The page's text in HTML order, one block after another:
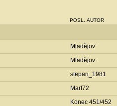
POSL. AUTOR
Mladějov
Mladějov
stepan_1981
Marf72
Konec 451/452